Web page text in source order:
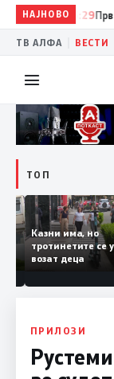
НАЈНОВО
15:29 Прва
ТВ АЛФА ВЕСТИ
ТОП
12:50
и
Казни има,
тротинетите
возат деца
ПРИЛОЗИ